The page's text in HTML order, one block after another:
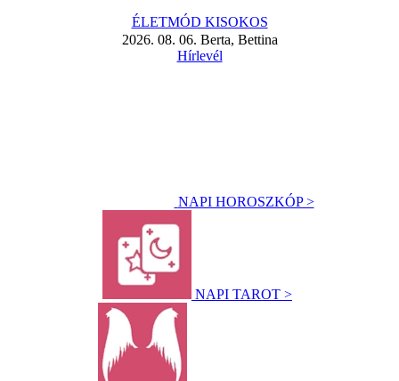
ÉLETMÓD KISOKOS
2026. 08. 06. Berta, Bettina
Hírlevél
NAPI HOROSZKÓP >
NAPI TAROT >